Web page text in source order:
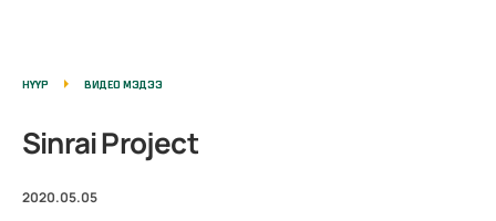
НҮҮР ВИДЕО МЭДЭЭ
Sinrai Project
2020.05.05